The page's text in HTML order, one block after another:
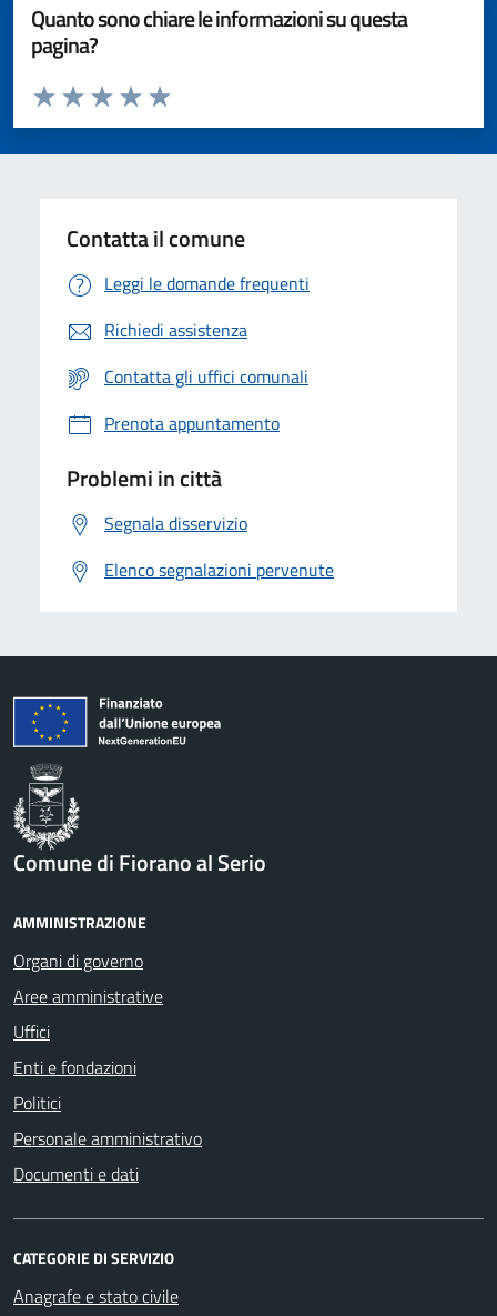
Quanto sono chiare le informazioni su questa
pagina?
Valuta da 1 a 5 stelle la pagina
Valuta 5 stelle su 5
Valuta 4 stelle su 5
Valuta 3 stelle su 5
Valuta 2 stelle su 5
Valuta 1 stelle su 5
Contatta il comune
Leggi le domande frequenti
Richiedi assistenza
Contatta gli uffici comunali
Prenota appuntamento
Problemi in città
Segnala disservizio
Elenco segnalazioni pervenute
Comune di Fiorano al Serio
AMMINISTRAZIONE
Organi di governo
Aree amministrative
Uffici
Enti e fondazioni
Politici
Personale amministrativo
Documenti e dati
CATEGORIE DI SERVIZIO
Anagrafe e stato civile